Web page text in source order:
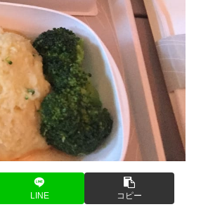
LINE コピー